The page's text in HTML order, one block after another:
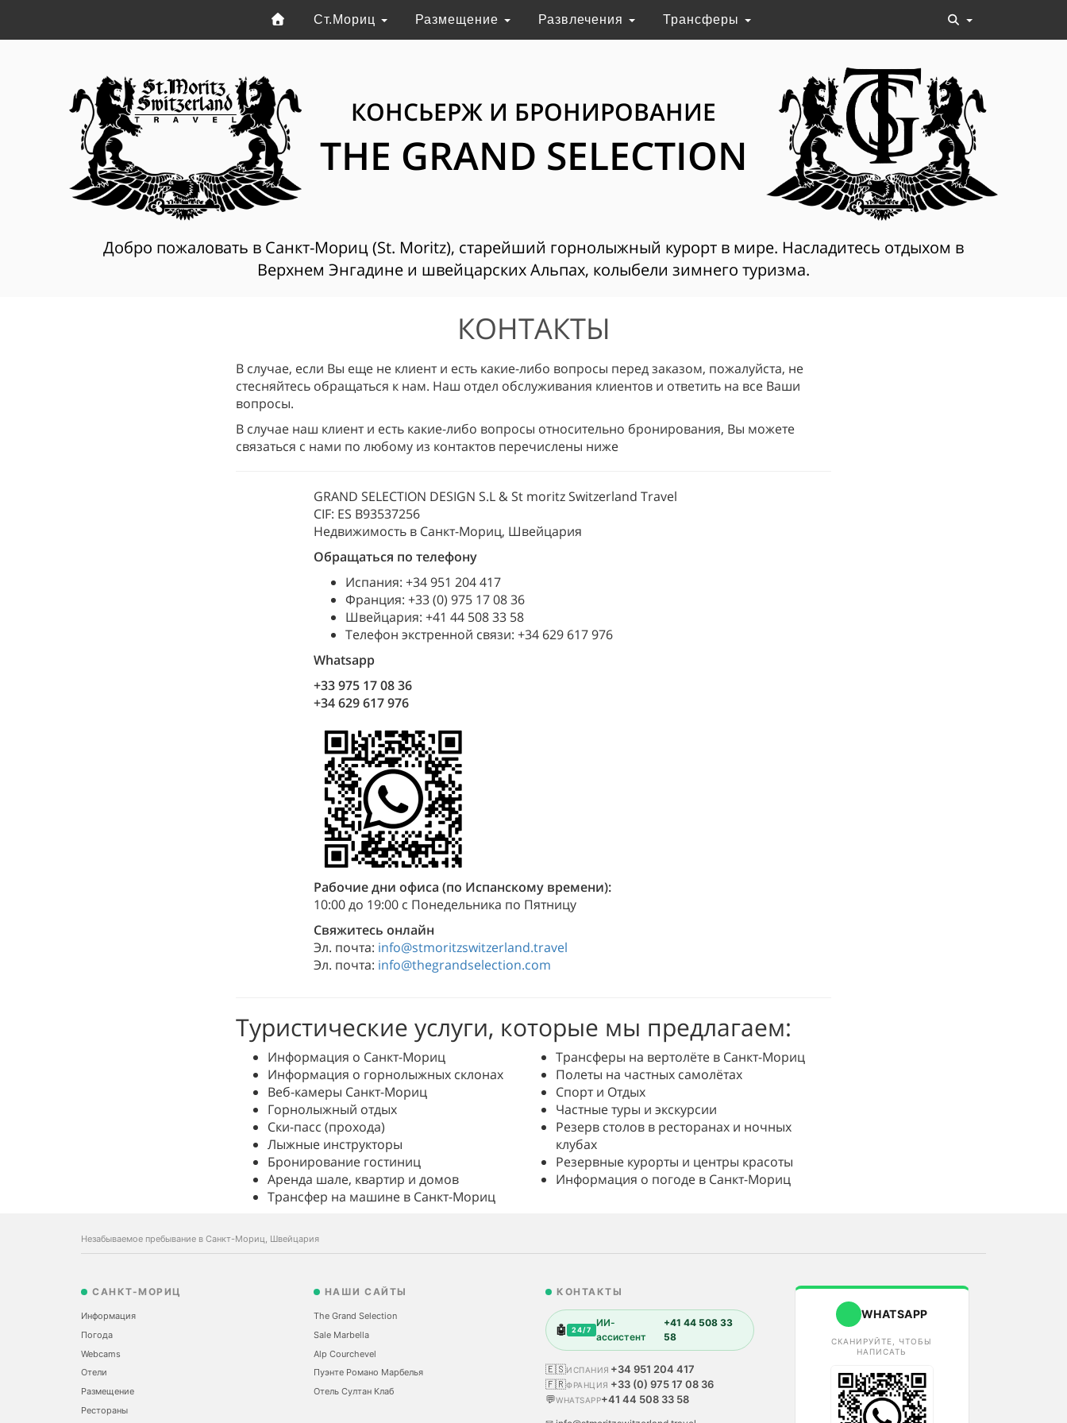
Ст.Мориц Размещение Развлечения Трансферы
КОНСЬЕРЖ И БРОНИРОВАНИЕ
THE GRAND SELECTION
Добро пожаловать в Санкт-Мориц (St. Moritz), старейший горнолыжный курорт в мире. Насладитесь отдыхом в
Верхнем Энгадине и швейцарских Альпах, колыбели зимнего туризма.
КОНТАКТЫ
В случае, если Вы еще не клиент и есть какие-либо вопросы перед заказом, пожалуйста, не
стесняйтесь обращаться к нам. Наш отдел обслуживания клиентов и ответить на все Ваши
вопросы.
В случае наш клиент и есть какие-либо вопросы относительно бронирования, Вы можете
связаться с нами по любому из контактов перечислены ниже
GRAND SELECTION DESIGN S.L & St moritz Switzerland Travel
CIF: ES B93537256
Недвижимость в Санкт-Мориц, Швейцария
Обращаться по телефону
Испания: +34 951 204 417
Франция: +33 (0) 975 17 08 36
Швейцария: +41 44 508 33 58
Телефон экстренной связи: +34 629 617 976
Whatsapp
+33 975 17 08 36
+34 629 617 976
Рабочие дни офиса (по Испанскому времени):
10:00 до 19:00 с Понедельника по Пятницу
Свяжитесь онлайн
Эл. почта: info@stmoritzswitzerland.travel
Эл. почта: info@thegrandselection.com
Туристические услуги, которые мы предлагаем:
Информация о Санкт-Мориц
Информация о горнолыжных склонах
Веб-камеры Санкт-Мориц
Горнолыжный отдых
Ски-пасс (прохода)
Лыжные инструкторы
Бронирование гостиниц
Аренда шале, квартир и домов
Трансфер на машине в Санкт-Мориц
Трансферы на вертолёте в Санкт-Мориц
Полеты на частных самолётах
Спорт и Отдых
Частные туры и экскурсии
Резерв столов в ресторанах и ночных
клубах
Резервные курорты и центры красоты
Информация о погоде в Санкт-Мориц
Незабываемое пребывание в Санкт-Мориц, Швейцария
САНКТ-МОРИЦ
Информация
Погода
Webcams
Отели
Размещение
Рестораны
НАШИ САЙТЫ
The Grand Selection
Sale Marbella
Alp Courchevel
Пуэнте Романо Марбелья
Отель Султан Клаб
КОНТАКТЫ
🤖 24/7
ИИ-
ассистент
+41 44 508 33
58
🇪🇸ИСПАНИЯ +34 951 204 417
🇫🇷ФРАНЦИЯ +33 (0) 975 17 08 36
💬WHATSAPP+41 44 508 33 58
WHATSAPP
СКАНИРУЙТЕ, ЧТОБЫ
НАПИСАТЬ